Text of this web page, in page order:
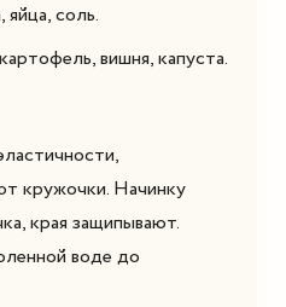
соль.
вишня, капуста.
кружочки. Начинку
края защипывают.
воде до